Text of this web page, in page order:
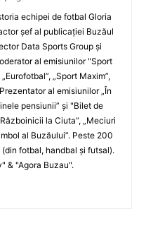
echipei de fotbal Gloria
şef al publicaţiei Buzăul
Data Sports Group şi
al emisiunilor "Sport
„Sport Maxim”,
al emisiunilor „În
pensiunii” şi "Bilet de
la Ciuta”, „Meciuri
al Buzăului”. Peste 200
fotbal, handbal şi futsal).
& "Agora Buzau".